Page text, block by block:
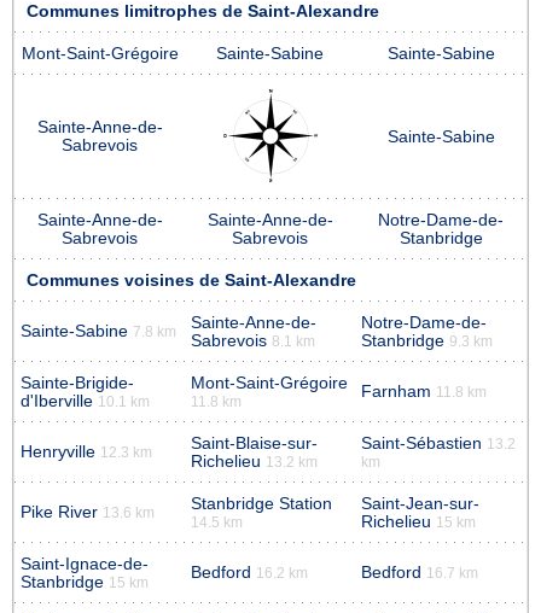
Communes limitrophes de Saint-Alexandre
Mont-Saint-Grégoire Sainte-Sabine Sainte-Sabine
Sainte-Anne-de-
Sabrevois
Sainte-Sabine
Sainte-Anne-de-
Sabrevois
Sainte-Anne-de-
Sabrevois
Notre-Dame-de-
Stanbridge
Communes voisines de Saint-Alexandre
Sainte-Sabine 7.8 km
Sainte-Anne-de-
Sabrevois 8.1 km
Notre-Dame-de-
Stanbridge 9.3 km
Sainte-Brigide-
d'Iberville 10.1 km
Mont-Saint-Grégoire
11.8 km
Farnham 11.8 km
Henryville 12.3 km
Saint-Blaise-sur-
Richelieu 13.2 km
Saint-Sébastien 13.2
km
Pike River 13.6 km Stanbridge Station
14.5 km
Saint-Jean-sur-
Richelieu 15 km
Saint-Ignace-de-
Stanbridge 15 km
Bedford 16.2 km Bedford 16.7 km